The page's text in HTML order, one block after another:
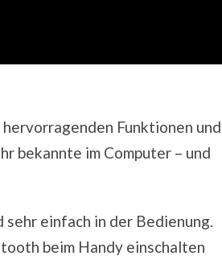
Funktionen und
bekannte im Computer – und
einfach in der Bedienung.
beim Handy einschalten